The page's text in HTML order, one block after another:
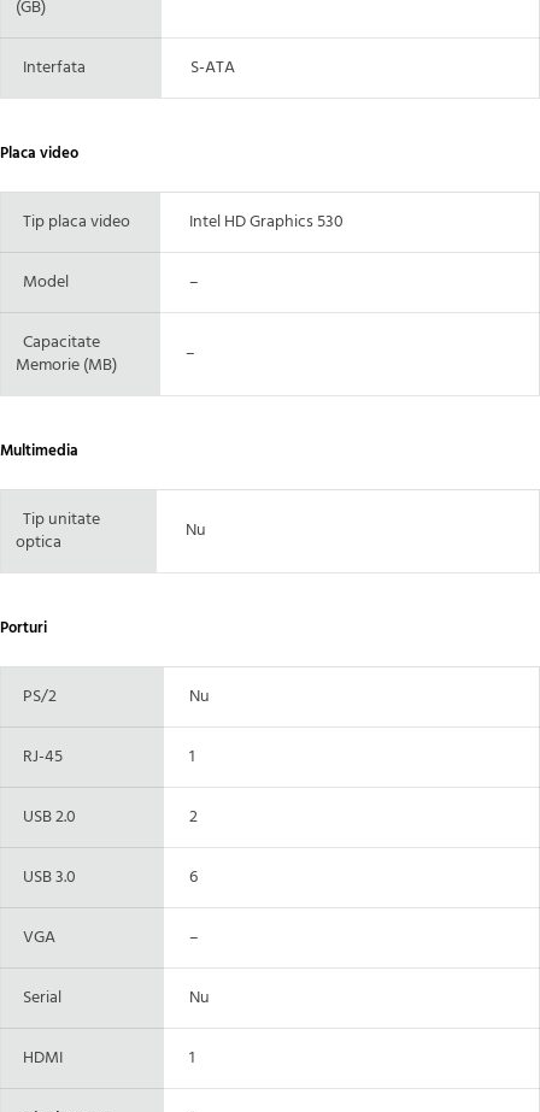
(GB)
Interfata S-ATA
Placa video
Tip placa video Intel HD Graphics 530
Model –
Capacitate
Memorie (MB)
–
Multimedia
Tip unitate
optica
Nu
Porturi
PS/2 Nu
RJ-45 1
USB 2.0 2
USB 3.0 6
VGA –
Serial Nu
HDMI 1